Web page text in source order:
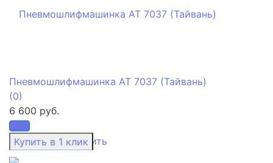
избранное сравнить
Пневмошлифмашинка АТ 7037 (Тайвань)
(0)
6 600 руб.